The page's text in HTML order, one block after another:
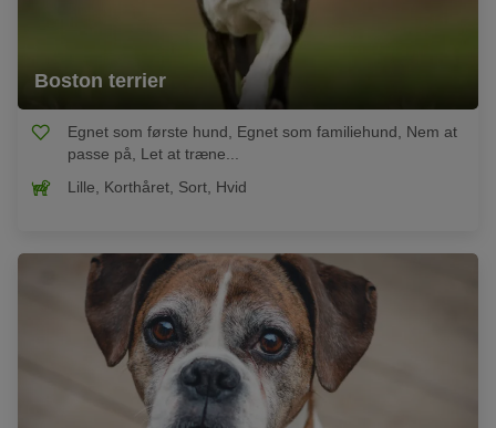
Boston terrier
Egnet som første hund, Egnet som familiehund, Nem at
passe på, Let at træne...
Lille, Korthåret, Sort, Hvid